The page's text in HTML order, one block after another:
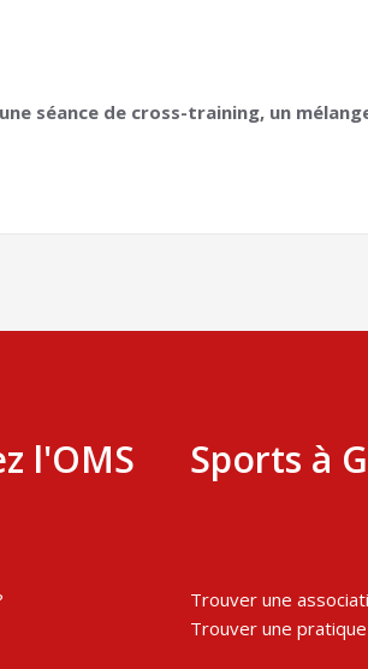
séance de cross-training, un
l'OMS Sports à
Trouver une
Trouver une